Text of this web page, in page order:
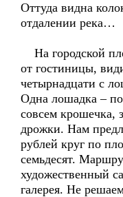
Оттуда видна
отдалении река…
На городской
от гостиницы,
четырнадцати с
Одна лошадка –
совсем крошечка,
дрожки. Нам
рублей круг по
семьдесят.
художественный
галерея. Не